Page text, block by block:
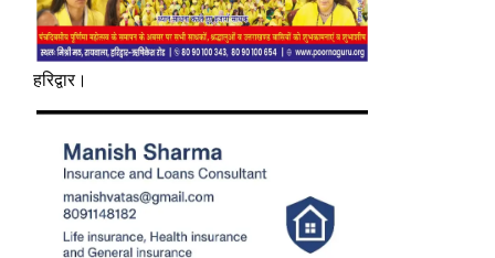
हरिद्वार।